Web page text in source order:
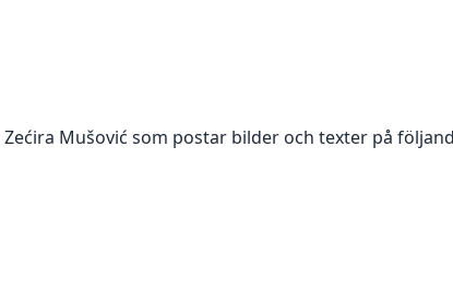
Zećira Mušović som postar bilder och texter på